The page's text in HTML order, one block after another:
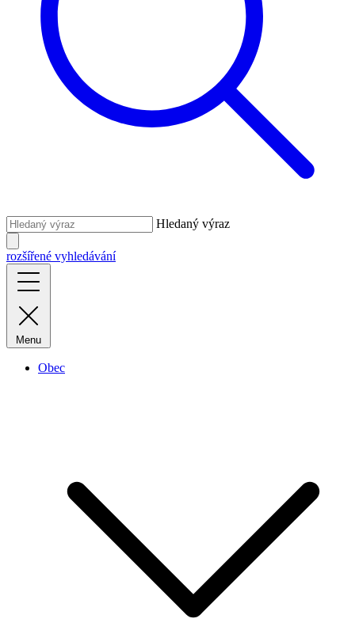
Hledaný výraz
rozšířené vyhledávání
Menu
Obec